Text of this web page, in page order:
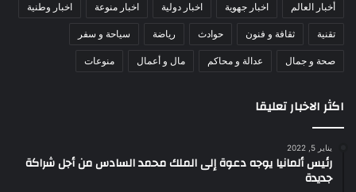
أخبار العالم اخبار جهوية اخبار دولية اخبار منوعة اخبار وطنية
تقنية ثقافة و فنون حوادث رياضة سياحة و سفر
صحة و جمال عدالة و محاكم مال و أعمال منوعات
اكثر الاخبار تعليقا
يناير 5, 2022
رئيس ألمانيا يوجه دعوة إلى الملك محمد السادس من أجل شراكة
جديدة